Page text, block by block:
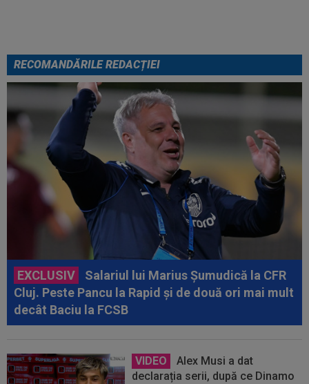
RECOMANDĂRILE REDACȚIEI
EXCLUSIV
Salariul lui Marius Șumudică la CFR
Cluj. Peste Pancu la Rapid și de două ori mai mult
decât Baciu la FCSB
VIDEO
Alex Musi a dat
declarația serii, după ce Dinamo